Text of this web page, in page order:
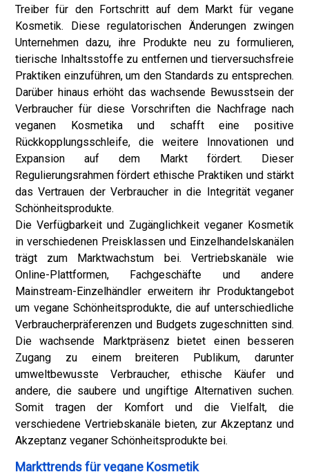
Treiber für den Fortschritt auf dem Markt für vegane
Kosmetik. Diese regulatorischen Änderungen zwingen
Unternehmen dazu, ihre Produkte neu zu formulieren,
tierische Inhaltsstoffe zu entfernen und tierversuchsfreie
Praktiken einzuführen, um den Standards zu entsprechen.
Darüber hinaus erhöht das wachsende Bewusstsein der
Verbraucher für diese Vorschriften die Nachfrage nach
veganen Kosmetika und schafft eine positive
Rückkopplungsschleife, die weitere Innovationen und
Expansion auf dem Markt fördert. Dieser
Regulierungsrahmen fördert ethische Praktiken und stärkt
das Vertrauen der Verbraucher in die Integrität veganer
Schönheitsprodukte.
Die Verfügbarkeit und Zugänglichkeit veganer Kosmetik
in verschiedenen Preisklassen und Einzelhandelskanälen
trägt zum Marktwachstum bei. Vertriebskanäle wie
Online-Plattformen, Fachgeschäfte und andere
Mainstream-Einzelhändler erweitern ihr Produktangebot
um vegane Schönheitsprodukte, die auf unterschiedliche
Verbraucherpräferenzen und Budgets zugeschnitten sind.
Die wachsende Marktpräsenz bietet einen besseren
Zugang zu einem breiteren Publikum, darunter
umweltbewusste Verbraucher, ethische Käufer und
andere, die saubere und ungiftige Alternativen suchen.
Somit tragen der Komfort und die Vielfalt, die
verschiedene Vertriebskanäle bieten, zur Akzeptanz und
Akzeptanz veganer Schönheitsprodukte bei.
Markttrends für vegane Kosmetik